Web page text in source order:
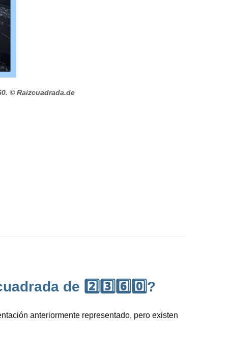
© Raizcuadrada.de
de 2️⃣3️⃣6️⃣0️⃣?
anteriormente representado, pero existen